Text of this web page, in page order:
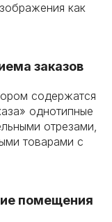
как
заказов
содержатся
однотипные
отрезами,
товарами с
помещения